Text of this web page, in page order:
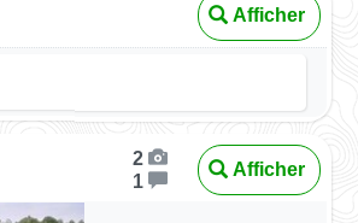
Afficher
2
1
Afficher